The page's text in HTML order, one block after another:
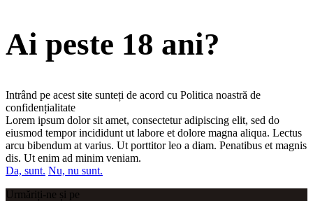
Ai peste 18 ani?
Intrând pe acest site sunteți de acord cu Politica noastră de
confidențialitate
Lorem ipsum dolor sit amet, consectetur adipiscing elit, sed do
eiusmod tempor incididunt ut labore et dolore magna aliqua. Lectus
arcu bibendum at varius. Ut porttitor leo a diam. Penatibus et magnis
dis. Ut enim ad minim veniam.
Da, sunt. Nu, nu sunt.
Urmăriți-ne și pe